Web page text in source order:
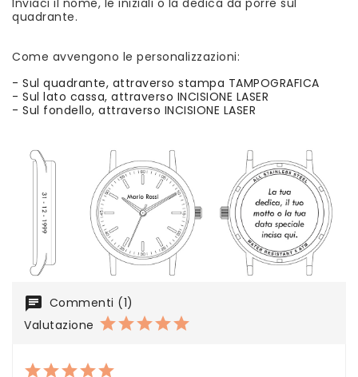
Inviaci il nome, le iniziali o la dedica da porre sul
quadrante.
Come avvengono le personalizzazioni:
- Sul quadrante, attraverso stampa TAMPOGRAFICA
- Sul lato cassa, attraverso INCISIONE LASER
- Sul fondello, attraverso INCISIONE LASER
chat Commenti (1)
Valutazione